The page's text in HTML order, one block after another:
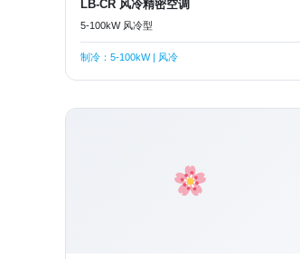
LB-CR 风冷精密空调
5-100kW 风冷型
制冷：5-100kW | 风冷